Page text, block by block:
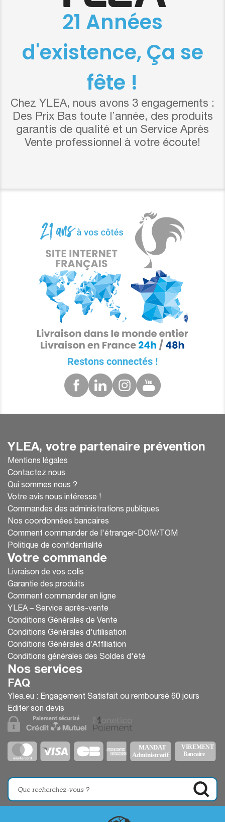
21 Années
d'existence, Ça se
fête !
Chez YLEA, nous avons 3 engagements :
Des Prix Bas toute l’année, des produits
garantis de qualité et un Service Après
Vente professionnel à votre écoute!
Restons connectés !
YLEA, votre partenaire prévention
Mentions légales
Contactez nous
Qui sommes nous ?
Votre avis nous intéresse !
Commandes des administrations publiques
Nos coordonnées bancaires
Comment commander de l'étranger-DOM/TOM
Politique de confidentialité
Votre commande
Livraison de vos colis
Garantie des produits
Comment commander en ligne
YLEA – Service après-vente
Conditions Générales de Vente
Conditions Générales d'utilisation
Conditions Générales d’Affiliation
Conditions générales des Soldes d'été
Nos services
FAQ
Ylea.eu : Engagement Satisfait ou remboursé 60 jours
Editer son devis